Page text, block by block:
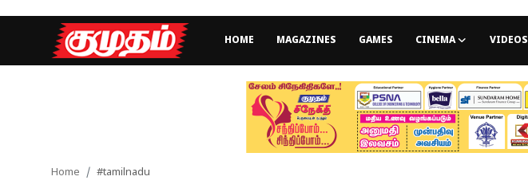
HOME MAGAZINES GAMES CINEMA VIDEOS
GamesHome #tamilnadu